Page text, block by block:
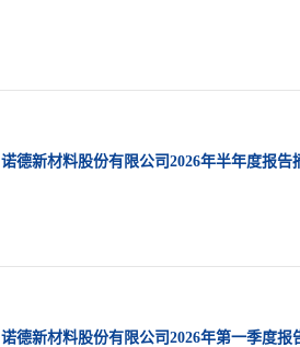
诺德新材料股份有限公司2026年半年度报告
诺德新材料股份有限公司2026年第一季度报